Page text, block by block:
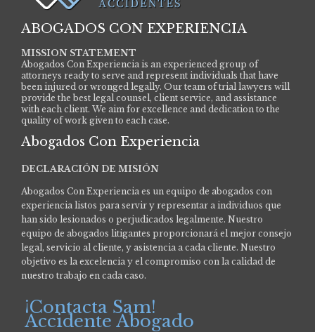
ABOGADOS CON EXPERIENCIA
MISSION STATEMENT
Abogados Con Experiencia is an experienced group of
attorneys ready to serve and represent individuals that have
been injured or wronged legally. Our team of trial lawyers will
provide the best legal counsel, client service, and assistance
with each client. We aim for excellence and dedication to the
quality of work given to each case.
Abogados Con Experiencia
DECLARACIÓN DE MISIÓN
Abogados Con Experiencia es un equipo de abogados con
experiencia listos para servir y representar a individuos que
han sido lesionados o perjudicados legalmente. Nuestro
equipo de abogados litigantes proporcionará el mejor consejo
legal, servicio al cliente, y asistencia a cada cliente. Nuestro
objetivo es la excelencia y el compromiso con la calidad de
nuestro trabajo en cada caso.
¡Contacta Sam!
Accidente Abogado